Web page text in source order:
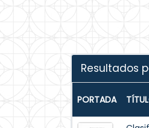
Resultados
PORTADA